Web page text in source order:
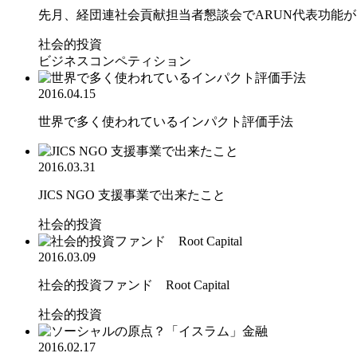
先月、経団連社会貢献担当者懇談会でARUN代表功能
社会的投資
ビジネスコンペティション
2016.04.15
世界で多く使われているインパクト評価手法
2016.03.31
JICS NGO 支援事業で出来たこと
社会的投資
2016.03.09
社会的投資ファンド Root Capital
社会的投資
2016.02.17